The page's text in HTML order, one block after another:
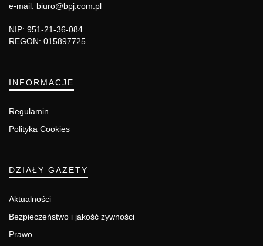
e-mail: biuro@bpj.com.pl
NIP: 951-21-36-084
REGON: 015897725
INFORMACJE
Regulamin
Polityka Cookies
DZIAŁY GAZETY
Aktualności
Bezpieczeństwo i jakość żywności
Prawo